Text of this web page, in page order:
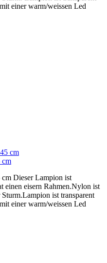
einer warm/weissen Led
cm
Dieser Lampion ist
einen eisern Rahmen.Nylon ist
ist transparent
einer warm/weissen Led